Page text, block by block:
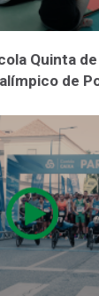
Quinta
de